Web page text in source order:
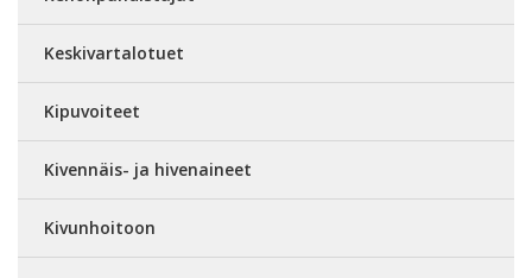
Keskivartalotuet
Kipuvoiteet
Kivennäis- ja hivenaineet
Kivunhoitoon